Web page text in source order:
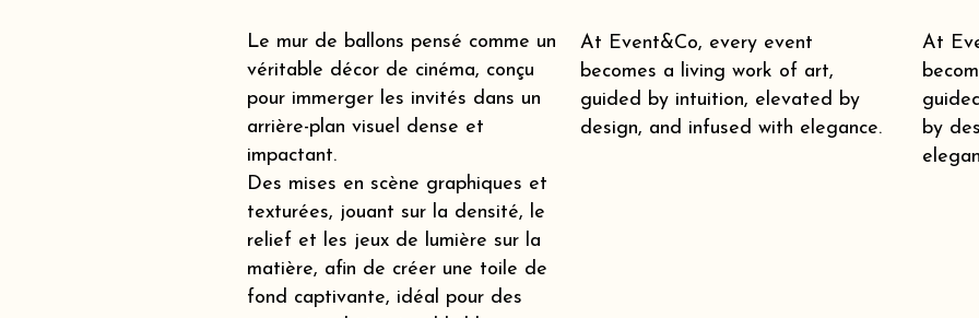
Le mur de ballons pensé comme un
véritable décor de cinéma, conçu
pour immerger les invités dans un
arrière-plan visuel dense et
impactant.
Des mises en scène graphiques et
texturées, jouant sur la densité, le
relief et les jeux de lumière sur la
matière, afin de créer une toile de
fond captivante, idéal pour des
At Event&Co, every event
becomes a living work of art,
guided by intuition, elevated by
design, and infused with elegance.
At
by